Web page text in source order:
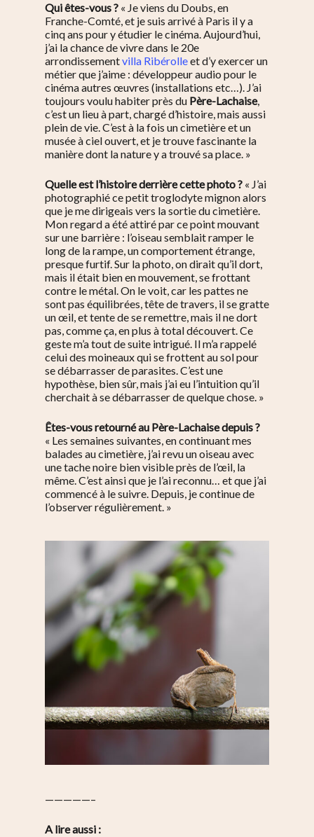
Qui êtes-vous ? « Je viens du Doubs, en
Franche-Comté, et je suis arrivé à Paris il y a
cinq ans pour y étudier le cinéma. Aujourd’hui,
j’ai la chance de vivre dans le 20e
arrondissementvilla Ribérolleet d’y exercer un
métier que j’aime : développeur audio pour le
cinéma autres œuvres (installations etc…). J’ai
toujours voulu habiter près du Père-Lachaise,
c’est un lieu à part, chargé d’histoire, mais aussi
plein de vie. C’est à la fois un cimetière et un
musée à ciel ouvert, et je trouve fascinante la
manière dont la nature y a trouvé sa place. »
Quelle est l’histoire derrière cette photo ? « J’ai
photographié ce petit troglodyte mignon alors
que je me dirigeais vers la sortie du cimetière.
Mon regard a été attiré par ce point mouvant
sur une barrière : l’oiseau semblait ramper le
long de la rampe, un comportement étrange,
presque furtif. Sur la photo, on dirait qu’il dort,
mais il était bien en mouvement, se frottant
contre le métal. On le voit, car les pattes ne
sont pas équilibrées, tête de travers, il se gratte
un œil, et tente de se remettre, mais il ne dort
pas, comme ça, en plus à total découvert. Ce
geste m’a tout de suite intrigué. Il m’a rappelé
celui des moineaux qui se frottent au sol pour
se débarrasser de parasites. C’est une
hypothèse, bien sûr, mais j’ai eu l’intuition qu’il
cherchait à se débarrasser de quelque chose. »
Êtes-vous retourné au Père-Lachaise depuis ?
« Les semaines suivantes, en continuant mes
balades au cimetière, j’ai revu un oiseau avec
une tache noire bien visible près de l’œil, la
même. C’est ainsi que je l’ai reconnu… et que j’ai
commencé à le suivre. Depuis, je continue de
l’observer régulièrement. »
—————–
A lire aussi :
S’informer
Au quotidien
Immobilier
Politique locale
Se régaler
Restos
Street food
Agenda
Balades
Culture
Enfants
Par quartier
Belleville /
Jourdain
Pelleport / Saint-
Père Lachaise /
Plaine Lagny
Saint-Blaise / Réunion
À propos
Nous Soutenir